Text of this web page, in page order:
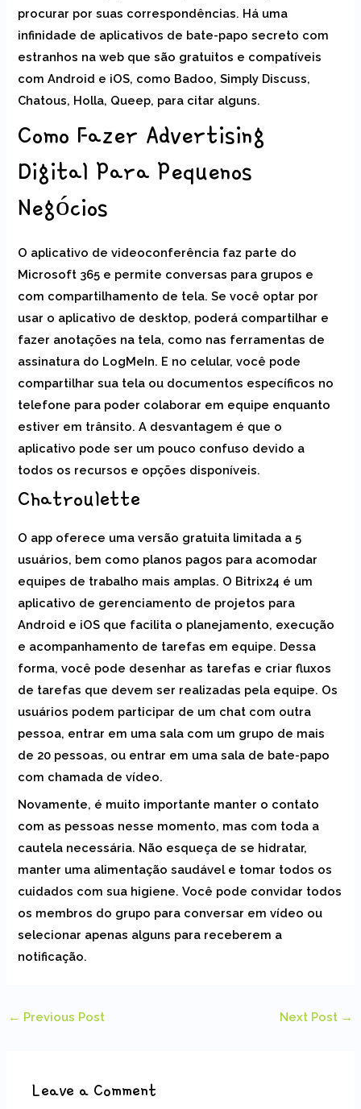
procurar por suas correspondências. Há uma
infinidade de aplicativos de bate-papo secreto com
estranhos na web que são gratuitos e compatíveis
com Android e iOS, como Badoo, Simply Discuss,
Chatous, Holla, Queep, para citar alguns.
Como Fazer Advertising
Digital Para Pequenos
Negócios
O aplicativo de videoconferência faz parte do
Microsoft 365 e permite conversas para grupos e
com compartilhamento de tela. Se você optar por
usar o aplicativo de desktop, poderá compartilhar e
fazer anotações na tela, como nas ferramentas de
assinatura do LogMeIn. E no celular, você pode
compartilhar sua tela ou documentos específicos no
telefone para poder colaborar em equipe enquanto
estiver em trânsito. A desvantagem é que o
aplicativo pode ser um pouco confuso devido a
todos os recursos e opções disponíveis.
Chatroulette
O app oferece uma versão gratuita limitada a 5
usuários, bem como planos pagos para acomodar
equipes de trabalho mais amplas. O Bitrix24 é um
aplicativo de gerenciamento de projetos para
Android e iOS que facilita o planejamento, execução
e acompanhamento de tarefas em equipe. Dessa
forma, você pode desenhar as tarefas e criar fluxos
de tarefas que devem ser realizadas pela equipe. Os
usuários podem participar de um chat com outra
pessoa, entrar em uma sala com um grupo de mais
de 20 pessoas, ou entrar em uma sala de bate-papo
com chamada de vídeo.
Novamente, é muito importante manter o contato
com as pessoas nesse momento, mas com toda a
cautela necessária. Não esqueça de se hidratar,
manter uma alimentação saudável e tomar todos os
cuidados com sua higiene. Você pode convidar todos
os membros do grupo para conversar em vídeo ou
selecionar apenas alguns para receberem a
notificação.
← Previous Post Next Post →
Leave a Comment